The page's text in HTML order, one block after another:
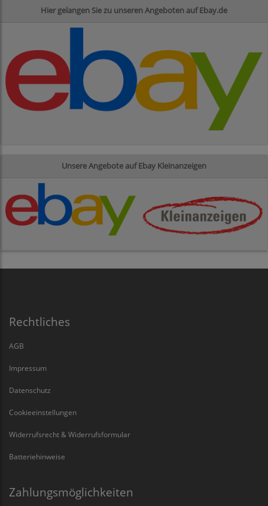
Hier gelangen Sie zu unseren Angeboten auf Ebay.de
Unsere Angebote auf Ebay Kleinanzeigen
Rechtliches
AGB
Impressum
Datenschutz
Cookieeinstellungen
Widerrufsrecht & Widerrufsformular
Batteriehinweise
Zahlungsmöglichkeiten